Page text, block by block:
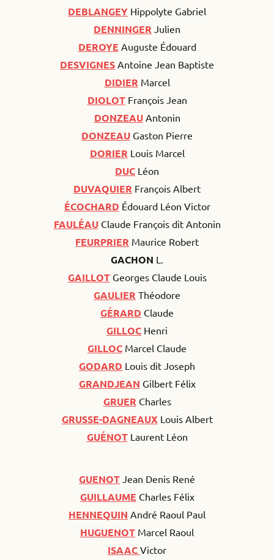
DEBLANGEY Hippolyte Gabriel
DENNINGER Julien
DEROYE Auguste Édouard
DESVIGNES Antoine Jean Baptiste
DIDIER Marcel
DIOLOT François Jean
DONZEAU Antonin
DONZEAU Gaston Pierre
DORIER Louis Marcel
DUC Léon
DUVAQUIER François Albert
ÉCOCHARD Édouard Léon Victor
FAULÉAU Claude François dit Antonin
FEURPRIER Maurice Robert
GACHON L.
GAILLOT Georges Claude Louis
GAULIER Théodore
GÉRARD Claude
GILLOC Henri
GILLOC Marcel Claude
GODARD Louis dit Joseph
GRANDJEAN Gilbert Félix
GRUER Charles
GRUSSE-DAGNEAUXLouis Albert
GUÉNOT Laurent Léon
GUENOT Jean Denis René
GUILLAUME Charles Félix
HENNEQUIN André Raoul Paul
HUGUENOT Marcel Raoul
ISAAC Victor